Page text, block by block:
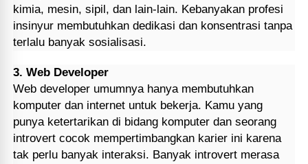
kimia, mesin, sipil, dan lain-lain. Kebanyakan profesi
insinyur membutuhkan dedikasi dan konsentrasi tanpa
terlalu banyak sosialisasi.
3. Web Developer
Web developer umumnya hanya membutuhkan
komputer dan internet untuk bekerja. Kamu yang
punya ketertarikan di bidang komputer dan seorang
introvert cocok mempertimbangkan karier ini karena
tak perlu banyak interaksi. Banyak introvert merasa